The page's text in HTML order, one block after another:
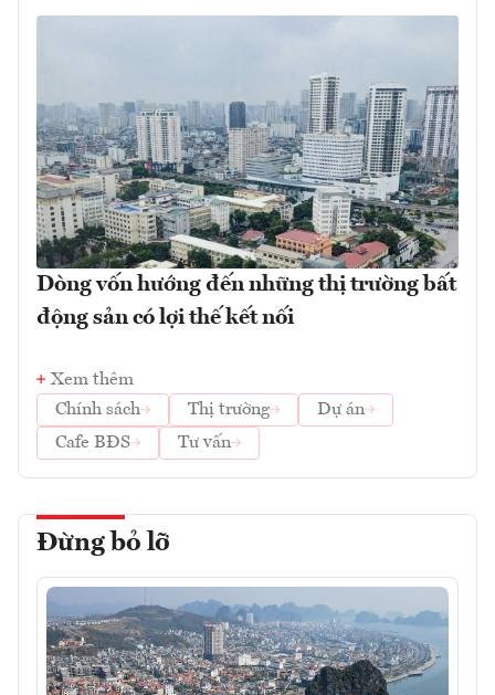
Dòng vốn hướng đến những thị trường bất
động sản có lợi thế kết nối
Xem thêm
Chính sách
Thị trường
Dự án
Cafe BĐS
Tư vấn
Đừng bỏ lỡ